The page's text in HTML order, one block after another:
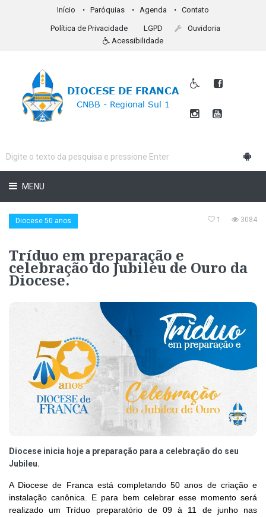
Início Paróquias Agenda Contato
Política de Privacidade LGPD
Ouvidoria
Acessibilidade
MENU
Diocese 50 anos 1 3084
Tríduo em preparação e
celebração do Jubileu de Ouro da
Diocese.
Diocese inicia hoje a preparação para a celebração do seu
Jubileu.
A Diocese de Franca está completando 50 anos de criação e
instalação canônica. E para bem celebrar esse momento será
realizado um Tríduo preparatório de 09 à 11 de junho nas